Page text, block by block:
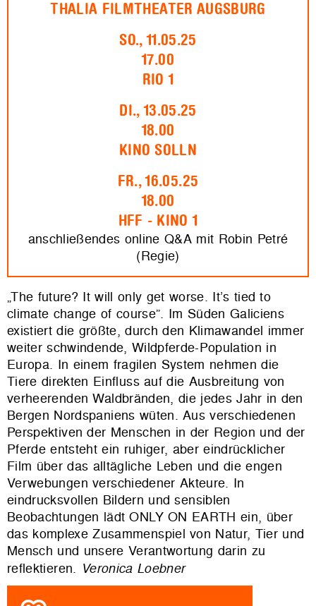
THALIA FILMTHEATER AUGSBURG
SO., 11.05.25
17.00
RIO 1
DI., 13.05.25
18.00
KINO SOLLN
FR., 16.05.25
18.00
HFF - KINO 1
anschließendes online Q&A mit Robin Petré
(Regie)
„The future? It will only get worse. It’s tied to
climate change of course”. Im Süden Galiciens
existiert die größte, durch den Klimawandel immer
weiter schwindende, Wildpferde-Population in
Europa. In einem fragilen System nehmen die
Tiere direkten Einfluss auf die Ausbreitung von
verheerenden Waldbränden, die jedes Jahr in den
Bergen Nordspaniens wüten. Aus verschiedenen
Perspektiven der Menschen in der Region und der
Pferde entsteht ein ruhiger, aber eindrücklicher
Film über das alltägliche Leben und die engen
Verwebungen verschiedener Akteure. In
eindrucksvollen Bildern und sensiblen
Beobachtungen lädt ONLY ON EARTH ein, über
das komplexe Zusammenspiel von Natur, Tier und
Mensch und unsere Verantwortung darin zu
reflektieren. Veronica Loebner